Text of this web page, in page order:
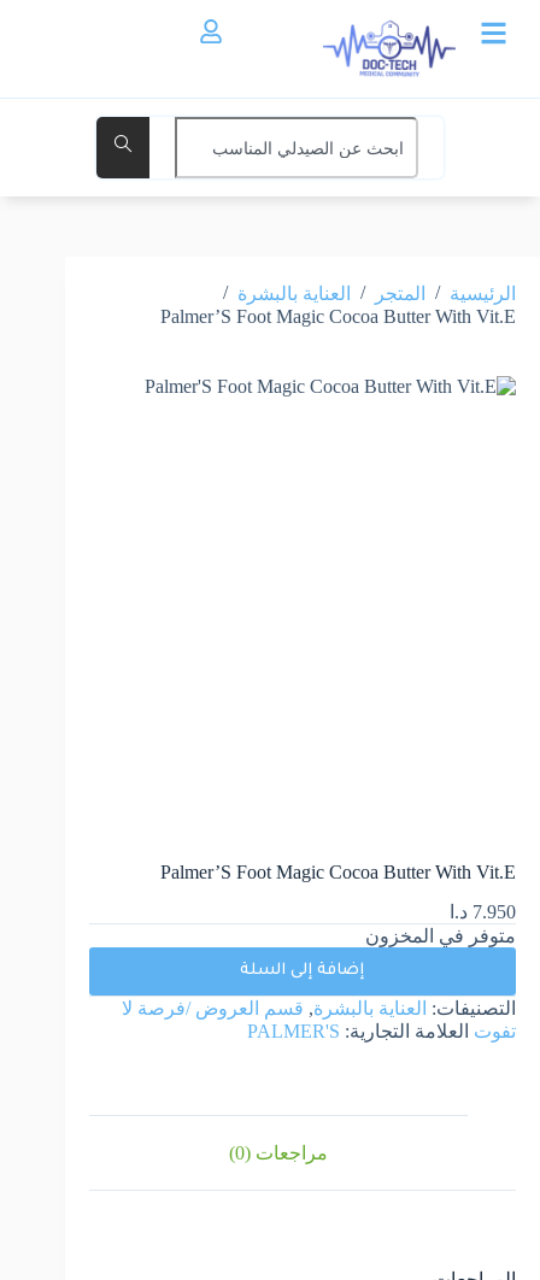
الرئيسية / المتجر / العناية بالبشرة /
Palmer’S Foot Magic Cocoa Butter With Vit.E
Palmer’S Foot Magic Cocoa Butter With Vit.E
7.950 د.ا
متوفر في المخزون
إضافة إلى السلة
التصنيفات: العناية بالبشرة, قسم العروض /فرصة لا
تفوت العلامة التجارية: PALMER'S
مراجعات (0)